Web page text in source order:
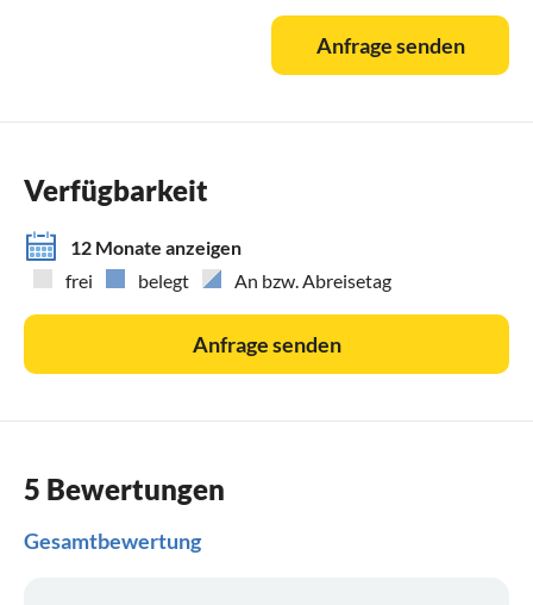
einsitziges Modell mit abgerundetem Dach. Seine
Nachfahren leben noch heute in Kühlungsborn.
Anfrage senden
Verfügbarkeit
12 Monate anzeigen
frei
belegt An bzw. Abreisetag
Anfrage senden
5 Bewertungen
Gesamtbewertung